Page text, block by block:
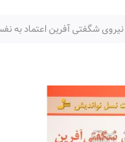
شگفتی آفرین اعتماد به